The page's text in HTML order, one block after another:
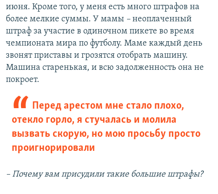
июня. Кроме того, у меня есть много штрафов на
более мелкие суммы. У мамы – неоплаченный
штраф за участие в одиночном пикете во время
чемпионата мира по футболу. Маме каждый день
звонят приставы и грозятся отобрать машину.
Машина старенькая, и всю задолженность она не
покроет.
Перед арестом мне стало плохо,
отекло горло, я стучалась и молила
вызвать скорую, но мою просьбу просто
проигнорировали
– Почему вам присудили такие большие штрафы?